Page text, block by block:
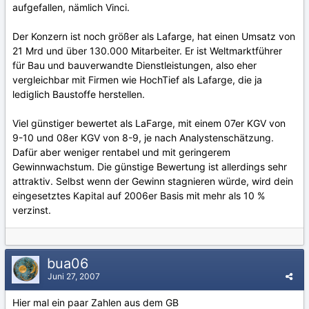
aufgefallen, nämlich Vinci.
Der Konzern ist noch größer als Lafarge, hat einen Umsatz von
21 Mrd und über 130.000 Mitarbeiter. Er ist Weltmarktführer
für Bau und bauverwandte Dienstleistungen, also eher
vergleichbar mit Firmen wie HochTief als Lafarge, die ja
lediglich Baustoffe herstellen.
Viel günstiger bewertet als LaFarge, mit einem 07er KGV von
9-10 und 08er KGV von 8-9, je nach Analystenschätzung.
Dafür aber weniger rentabel und mit geringerem
Gewinnwachstum. Die günstige Bewertung ist allerdings sehr
attraktiv. Selbst wenn der Gewinn stagnieren würde, wird dein
eingesetztes Kapital auf 2006er Basis mit mehr als 10 %
verzinst.
bua06
Juni 27, 2007
Hier mal ein paar Zahlen aus dem GB